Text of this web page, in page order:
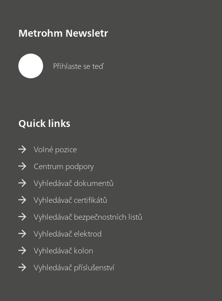
Metrohm Newsletr
Přihlaste se teď
Quick links
Volné pozice
Centrum podpory
Vyhledávač dokumentů
Vyhledávač certifikátů
Vyhledávač bezpečnostních listů
Vyhledávač elektrod
Vyhledávač kolon
Vyhledávač příslušenství